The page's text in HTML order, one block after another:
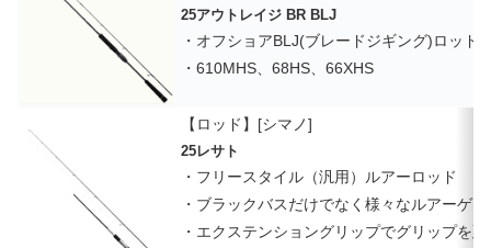
25アウトレイジ BR BLJ
・オフショアBLJ(ブレードジギング)ロッド
・610MHS、68HS、66XHS
【ロッド】[シマノ]
25レサト
・フリースタイル（汎用）ルアーロッド
・ブラックバスだけでなく様々なルアーゲ
・エクステンショングリップでグリップを